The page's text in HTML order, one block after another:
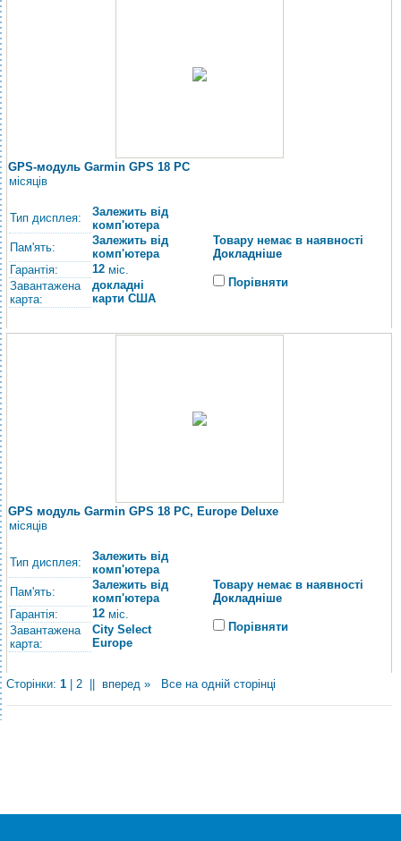
GPS-модуль Garmin GPS 18 PC
місяців
Тип дисплея:
Залежить від
комп'ютера
Пам'ять:
Залежить від
комп'ютера
Гарантія:
12 міс.
Завантажена
карта:
докладні
карти США
Товару немає в наявності
Докладніше
Порівняти
GPS модуль Garmin GPS 18 PC, Europe Deluxe
місяців
Тип дисплея:
Залежить від
комп'ютера
Пам'ять:
Залежить від
комп'ютера
Гарантія:
12 міс.
Завантажена
карта:
City Select
Europe
Товару немає в наявності
Докладніше
Порівняти
Сторінки: 1 2 вперед » Все на одній сторінці